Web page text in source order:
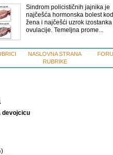
Sindrom policističnih jajnika je
najčešća hormonska bolest kod
žena i najčešći uzrok izostanka
ovulacije. Temeljna prome...
NASLOVNA STRANA
RUBRIKE
devojcicu
)